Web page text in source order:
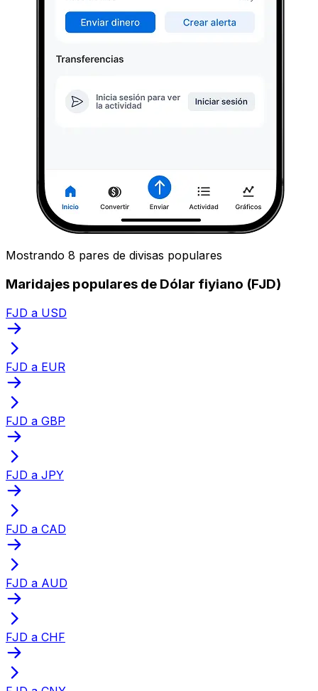
Mostrando 8 pares de divisas populares
Maridajes populares de Dólar fiyiano (FJD)
FJD a USD
FJD a EUR
FJD a GBP
FJD a JPY
FJD a CAD
FJD a AUD
FJD a CHF